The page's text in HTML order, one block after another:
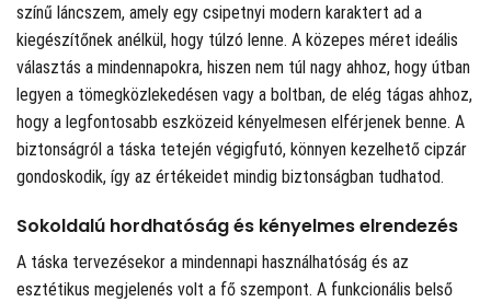
színű láncszem, amely egy csipetnyi modern karaktert ad a
kiegészítőnek anélkül, hogy túlzó lenne. A közepes méret ideális
választás a mindennapokra, hiszen nem túl nagy ahhoz, hogy útban
legyen a tömegközlekedésen vagy a boltban, de elég tágas ahhoz,
hogy a legfontosabb eszközeid kényelmesen elférjenek benne. A
biztonságról a táska tetején végigfutó, könnyen kezelhető cipzár
gondoskodik, így az értékeidet mindig biztonságban tudhatod.
Sokoldalú hordhatóság és kényelmes elrendezés
A táska tervezésekor a mindennapi használhatóság és az
esztétikus megjelenés volt a fő szempont. A funkcionális belső